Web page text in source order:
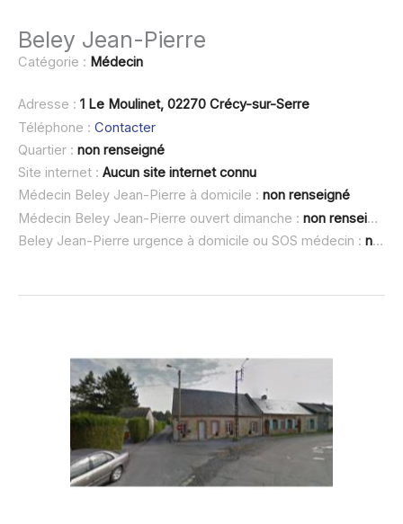
Beley Jean-Pierre
Catégorie : Médecin
Adresse : 1 Le Moulinet, 02270 Crécy-sur-Serre
Téléphone : Contacter
Quartier : non renseigné
Site internet : Aucun site internet connu
Médecin Beley Jean-Pierre à domicile : non renseigné
Médecin Beley Jean-Pierre ouvert dimanche : non renseigné
Beley Jean-Pierre urgence à domicile ou SOS médecin : non renseigné